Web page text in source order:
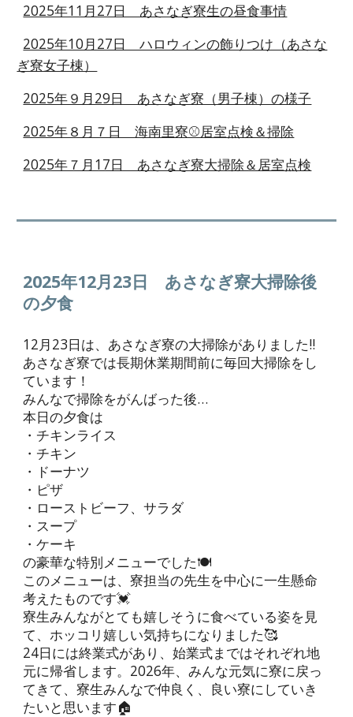
2025年11月27日 あさなぎ寮生の昼食事情
2025年10月27日 ハロウィンの飾りつけ（あさな
ぎ寮女子棟）
2025年９月29日 あさなぎ寮（男子棟）の様子
2025年８月７日 海南里寮⚾居室点検＆掃除
2025年７月17日 あさなぎ寮大掃除＆居室点検
2025年12月23日 あさなぎ寮大掃除後
の夕食
12月23日は、あさなぎ寮の大掃除がありました‼️
あさなぎ寮では長期休業期間前に毎回大掃除をし
ています！
みんなで掃除をがんばった後…
本日の夕食は
・チキンライス
・チキン
・ドーナツ
・ピザ
・ローストビーフ、サラダ
・スープ
・ケーキ
の豪華な特別メニューでした🍽️
このメニューは、寮担当の先生を中心に一生懸命
考えたものです💓
寮生みんながとても嬉しそうに食べている姿を見
て、ホッコリ嬉しい気持ちになりました🥰
24日には終業式があり、始業式まではそれぞれ地
元に帰省します。2026年、みんな元気に寮に戻っ
てきて、寮生みんなで仲良く、良い寮にしていき
たいと思います🏠